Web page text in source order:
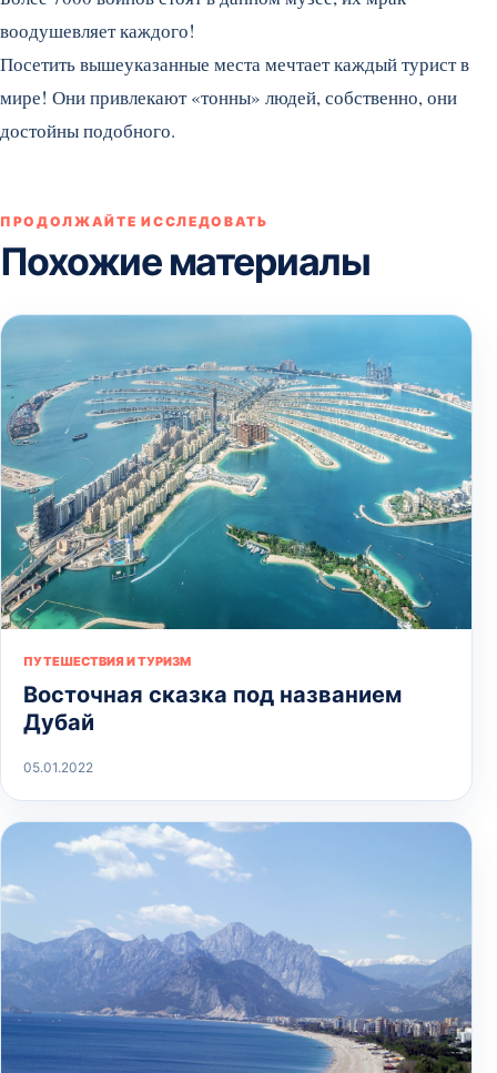
воодушевляет каждого!
Посетить вышеуказанные места мечтает каждый турист в
мире! Они привлекают «тонны» людей, собственно, они
достойны подобного.
ПРОДОЛЖАЙТЕ ИССЛЕДОВАТЬ
Похожие материалы
ПУТЕШЕСТВИЯ И ТУРИЗМ
Восточная сказка под названием
Дубай
05.01.2022